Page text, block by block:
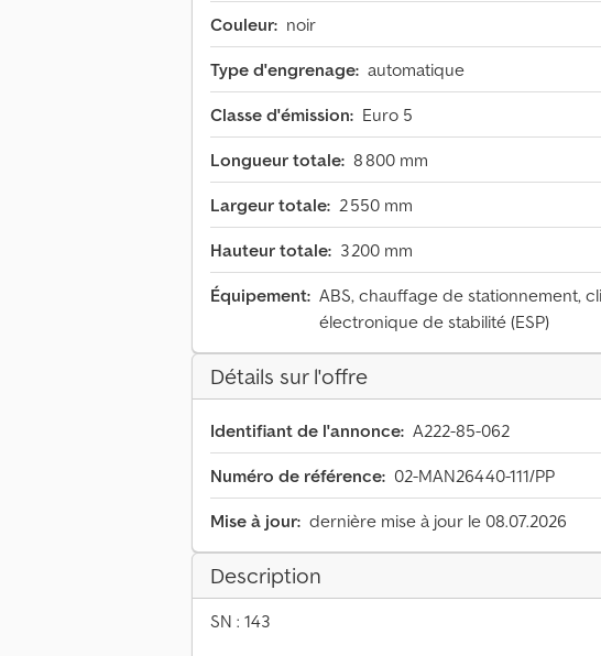
Couleur: noir
Type d'engrenage: automatique
Classe d'émission: Euro 5
Longueur totale: 8 800 mm
Largeur totale: 2 550 mm
Hauteur totale: 3 200 mm
Équipement: ABS, chauffage de stationnement,
électronique de stabilité (ESP)
Détails sur l'offre
Identifiant de l'annonce: A222-85-062
Numéro de référence: 02-MAN26440-111/PP
Mise à jour: dernière mise à jour le 08.07.2026
Description
SN : 143